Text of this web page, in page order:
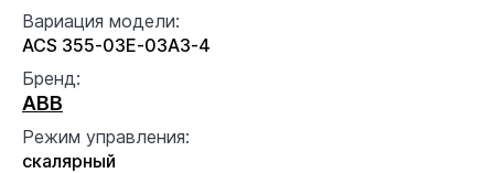
Вариация модели:
ACS 355-03E-03A3-4
Бренд:
ABB
Режим управления:
скалярный